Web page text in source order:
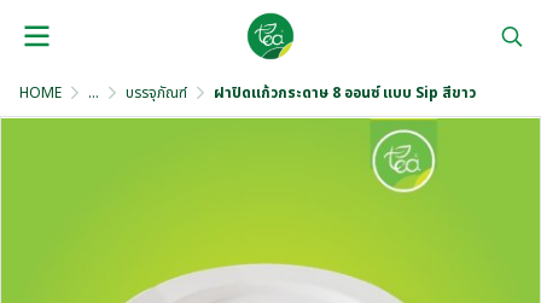
HOME ... บรรจุภัณฑ์ ฝาปิดแก้วกระดาษ 8 ออนซ์ แบบ Sip สีขาว